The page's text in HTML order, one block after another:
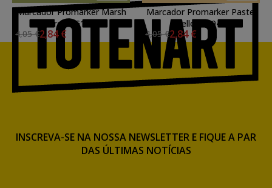
Marcador Promarker Marsh
Green G136
4,05 €2,84 €
Marcador Promarker Pastel
Yellow O949
4,05 €2,84 €
INSCREVA-SE NA NOSSA NEWSLETTER E FIQUE A PAR
DAS ÚLTIMAS NOTÍCIAS